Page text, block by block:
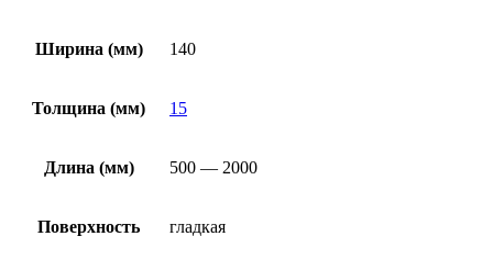
Ширина (мм) 140
Толщина (мм) 15
Длина (мм) 500 — 2000
Поверхность гладкая